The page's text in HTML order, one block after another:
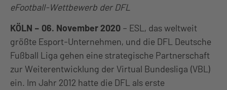
eFootball-Wettbewerb der DFL
KÖLN – 06. November 2020 – ESL, das weltweit
größte Esport-Unternehmen, und die DFL Deutsche
Fußball Liga gehen eine strategische Partnerschaft
zur Weiterentwicklung der Virtual Bundesliga (VBL)
ein. Im Jahr 2012 hatte die DFL als erste